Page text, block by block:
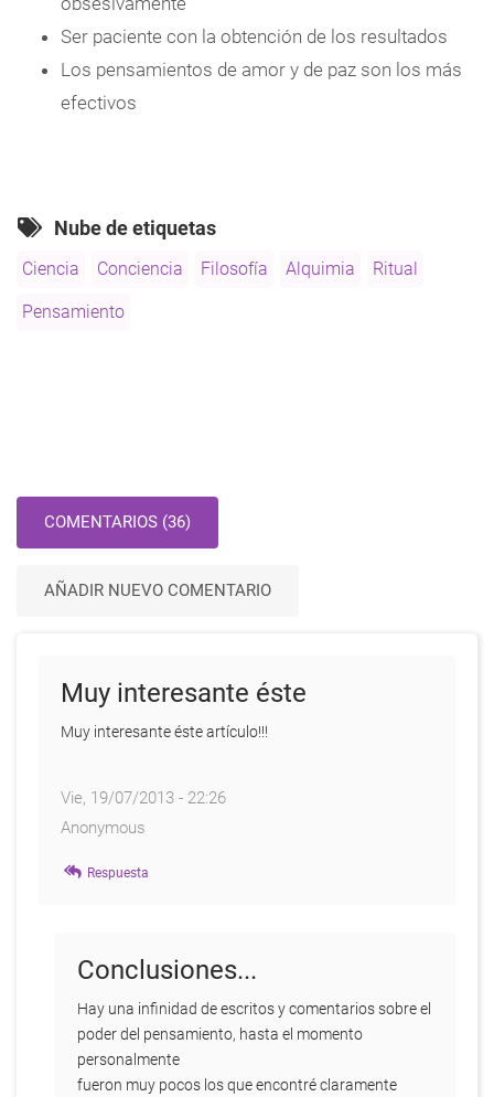
Ser paciente con la obtención de los resultados
Los pensamientos de amor y de paz son los más
efectivos
Nube de etiquetas
Ciencia Conciencia Filosofía Alquimia Ritual
Pensamiento
COMENTARIOS (36)
AÑADIR NUEVO COMENTARIO
Muy interesante éste
Muy interesante éste artículo!!!
Vie, 19/07/2013 - 22:26
Anonymous
Respuesta
Conclusiones...
Hay una infinidad de escritos y comentarios sobre el
poder del pensamiento, hasta el momento
personalmente
fueron muy pocos los que encontré claramente